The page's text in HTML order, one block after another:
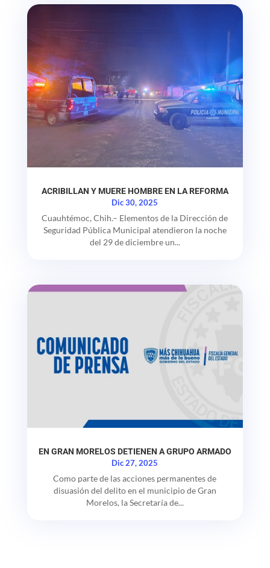
ACRIBILLAN Y MUERE HOMBRE EN LA REFORMA
Dic 30, 2025
Cuauhtémoc, Chih.– Elementos de la Dirección de
Seguridad Pública Municipal atendieron la noche
del 29 de diciembre un...
EN GRAN MORELOS DETIENEN A GRUPO ARMADO
Dic 27, 2025
Como parte de las acciones permanentes de
disuasión del delito en el municipio de Gran
Morelos, la Secretaría de...